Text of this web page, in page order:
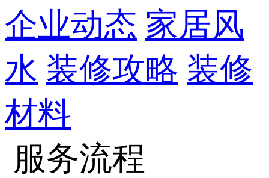
企业动态 家居风
水 装修攻略 装修
材料
服务流程